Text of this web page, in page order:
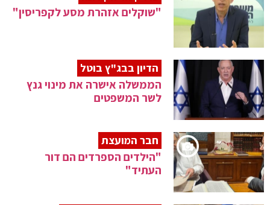
"שוקלים אזהרת מסע לקפריסין"
הדיון בבג"ץ בוטל
הממשלה אישרה את מינוי גנץ
לשר המשפטים
חבר המועצת
"הילדים הספרדים הם דור
העתיד"